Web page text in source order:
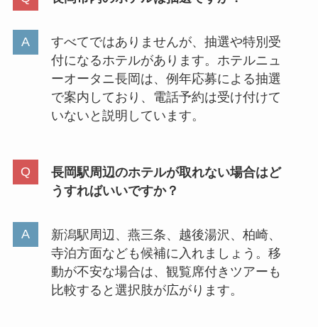
すべてではありませんが、抽選や特別受
付になるホテルがあります。ホテルニュ
ーオータニ長岡は、例年応募による抽選
で案内しており、電話予約は受け付けて
いないと説明しています。
長岡駅周辺のホテルが取れない場合はど
うすればいいですか？
新潟駅周辺、燕三条、越後湯沢、柏崎、
寺泊方面なども候補に入れましょう。移
動が不安な場合は、観覧席付きツアーも
比較すると選択肢が広がります。